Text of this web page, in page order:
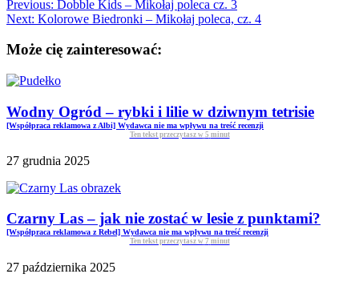
Previous: Dobble Kids – Mikołaj poleca cz. 3
Next: Kolorowe Biedronki – Mikołaj poleca, cz. 4
Może cię zainteresować:
Wodny Ogród – rybki i lilie w dziwnym tetrisie
[Współpraca reklamowa z Albi] Wydawca nie ma wpływu na treść recenzji
Ten tekst przeczytasz w 5 minut
27 grudnia 2025
Czarny Las – jak nie zostać w lesie z punktami?
[Współpraca reklamowa z Rebel] Wydawca nie ma wpływu na treść recenzji
Ten tekst przeczytasz w 7 minut
27 października 2025